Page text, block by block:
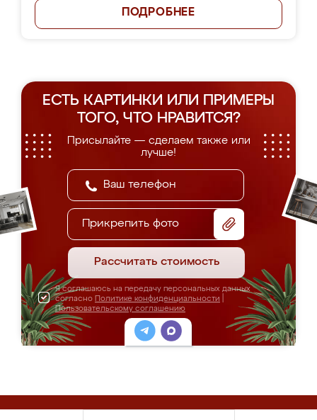
ПОДРОБНЕЕ
ЕСТЬ КАРТИНКИ ИЛИ ПРИМЕРЫ
ТОГО, ЧТО НРАВИТСЯ?
Присылайте — сделаем также или
лучше!
Прикрепить фото
Рассчитать стоимость
Я соглашаюсь на передачу персональных данных
согласно Политике конфиденциальности
Пользовательскому соглашению